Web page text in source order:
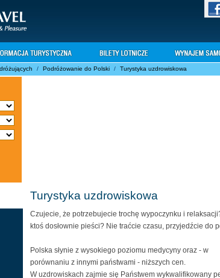
/ Podróżowanie do Polski / Turystyka uzdrowiskowa
Turystyka uzdrowiskowa
Czujecie, że potrzebujecie trochę wypoczynku i
ktoś dosłownie pieści? Nie traćcie czasu, przyjedźcie do
Polska słynie z wysokiego poziomu medycyny oraz - w
porównaniu z innymi państwami - niższych cen.
W uzdrowiskach zajmie się Państwem wykwalifikowany